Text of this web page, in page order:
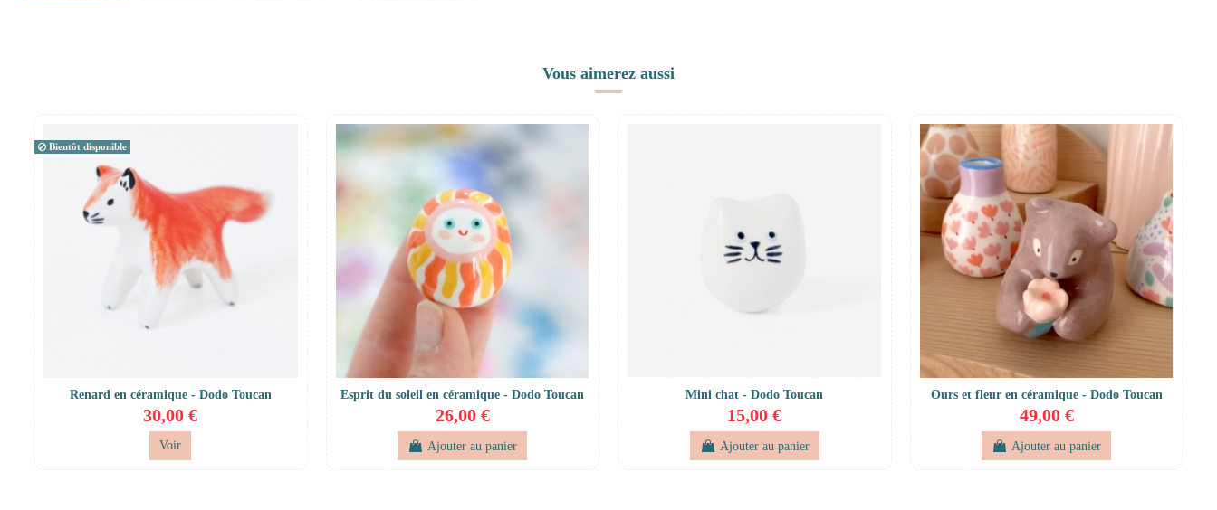
Vous aimerez aussi
Bientôt disponible
Renard en céramique - Dodo Toucan
30,00 €
Voir
Esprit du soleil en céramique - Dodo Toucan
26,00 €
Ajouter au panier
Mini chat - Dodo Toucan
15,00 €
Ajouter au panier
Ours et fleur en céramique - Dodo Toucan
49,00 €
Ajouter au panier